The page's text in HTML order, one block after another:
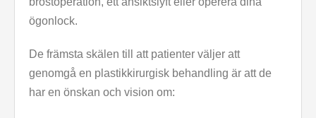
ögonlock.
De främsta skälen till att patienter väljer att
genomgå en plastikkirurgisk behandling är att de
har en önskan och vision om: